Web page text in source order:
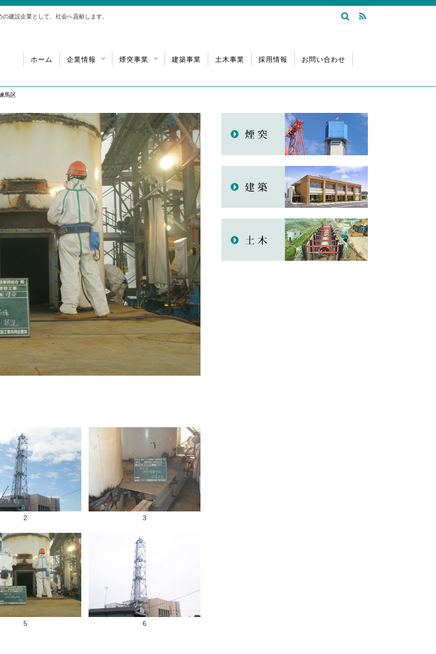
建設企業として、社会へ貢献します。
ホーム 企業情報 煙突事業 建築事業 土木事業 採用情報 お問い合わせ
馬区
2 3
5 6